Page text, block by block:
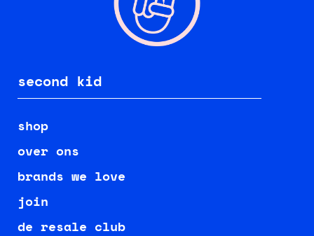
second kid
shop
over ons
brands we love
join
de resale club